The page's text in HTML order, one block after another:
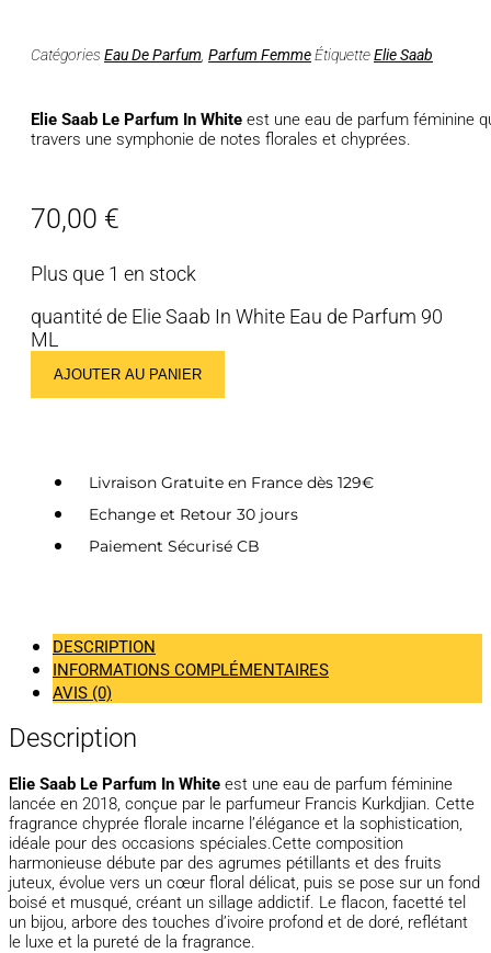
CatégoriesEau De Parfum Parfum FemmeÉtiquetteElie Saab
Elie Saab Le Parfum In White est une eau de parfum féminine
travers une symphonie de notes florales et chyprées.
70,00 €
Plus que 1 en stock
quantité de Elie Saab In White Eau de Parfum 90
ML
AJOUTER AU PANIER
Livraison Gratuite en France dès 129€
Echange et Retour 30 jours
Paiement Sécurisé CB
DESCRIPTION
INFORMATIONS COMPLÉMENTAIRES
AVIS (0)
Description
Elie Saab Le Parfum In White est une eau de parfum féminine
lancée en 2018, conçue par le parfumeur Francis Kurkdjian. Cette
fragrance chyprée florale incarne l’élégance et la sophistication,
idéale pour des occasions spéciales.Cette composition
harmonieuse débute par des agrumes pétillants et des fruits
juteux, évolue vers un cœur floral délicat, puis se pose sur un fond
boisé et musqué, créant un sillage addictif. Le flacon, facetté tel
un bijou, arbore des touches d’ivoire profond et de doré, reflétant
le luxe et la pureté de la fragrance.